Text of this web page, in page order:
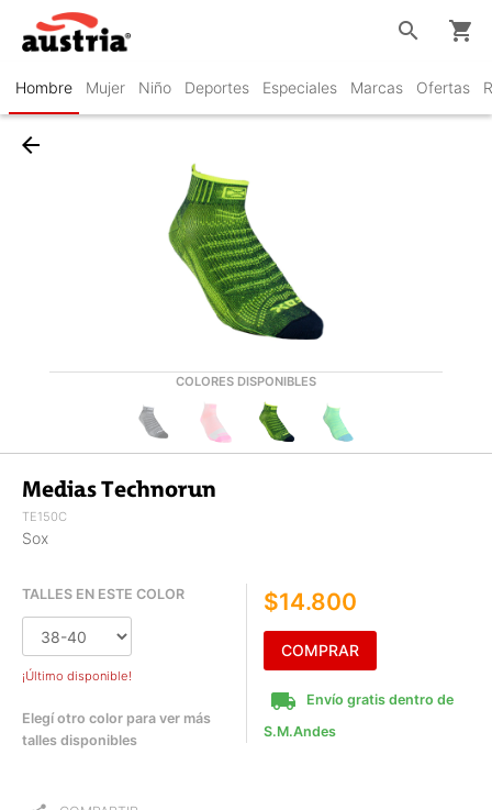
Hombre Mujer Niño Deportes Especiales Marcas Ofertas
search shopping_cart
COLORES DISPONIBLES
arrow_back
Medias Technorun
TE150C
Sox
TALLES EN ESTE COLOR
¡Último disponible!
Elegí otro color para ver más
talles disponibles
$14.800
COMPRAR
local_shipping
Envío gratis dentro de
S.M.Andes